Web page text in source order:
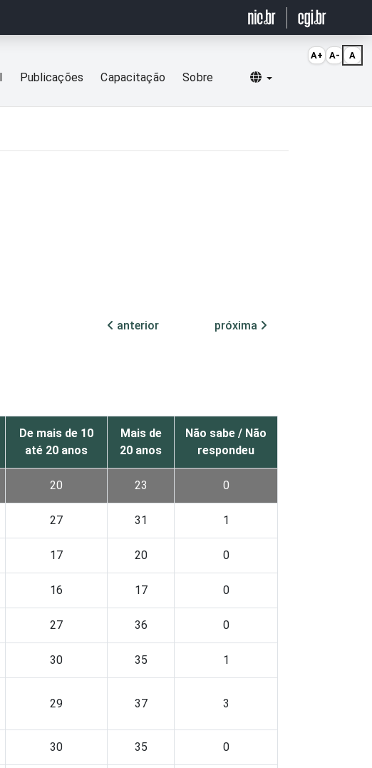
Publicações Capacitação Sobre Selecionar idioma
anterior
próxima
De mais de 10
até 20 anos
Mais de
20 anos
Não sabe / Não
respondeu
20 23 0
27 31 1
17 20 0
16 17 0
27 36 0
30 35 1
29 37 3
30 35 0
A+ A- A